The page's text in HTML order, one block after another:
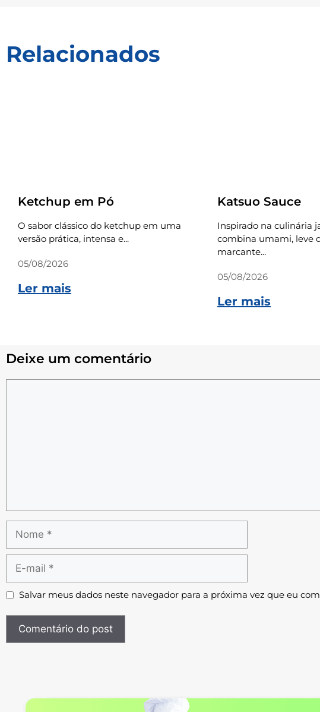
Relacionados
Ketchup em Pó
O sabor clássico do ketchup em uma
versão prática, intensa e...
05/08/2026
Ler mais
Katsuo Sauce
Inspirado na culinária
combina umami, leve
marcante...
05/08/2026
Ler mais
Deixe um comentário
Salvar meus dados neste navegador para a próxima vez que eu